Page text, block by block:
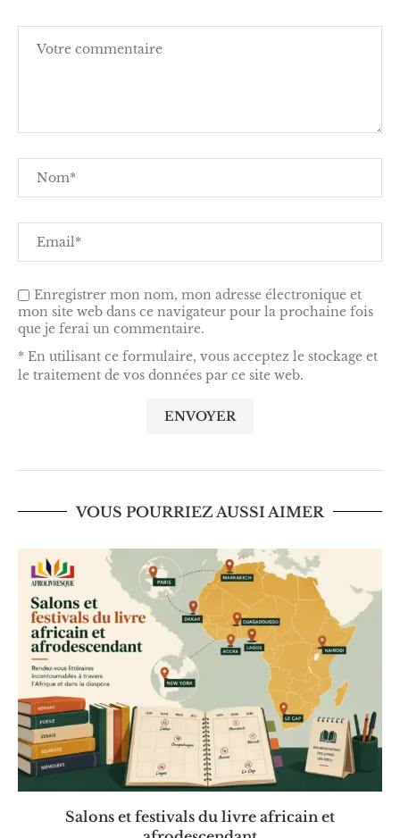
Enregistrer mon nom, mon adresse électronique et
mon site web dans ce navigateur pour la prochaine fois
que je ferai un commentaire.
* En utilisant ce formulaire, vous acceptez le stockage et
le traitement de vos données par ce site web.
VOUS POURRIEZ AUSSI AIMER
Salons et festivals du livre africain et